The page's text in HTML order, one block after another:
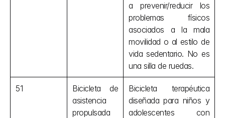
a prevenir/reducir los
problemas físicos
asociados a la mala
movilidad o al estilo de
vida sedentario. No es
una silla de ruedas.
51
Bicicleta de
asistencia
propulsada
Bicicleta terapéutica
diseñada para niños y
adolescentes con